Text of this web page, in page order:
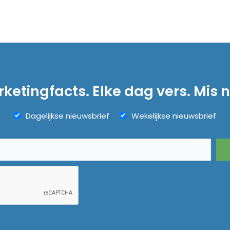
Elke dag vers. Mis
Dagelijkse nieuwsbrief Wekelijkse nieuwsbrief